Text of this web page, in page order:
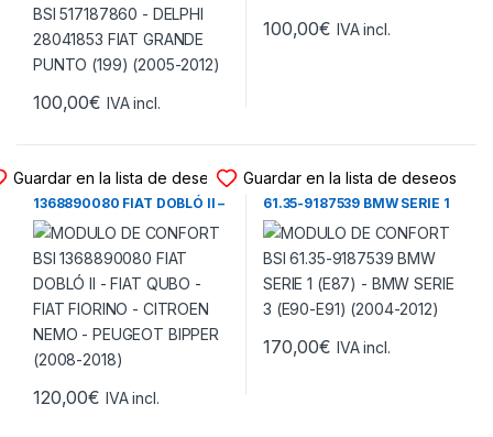
100,00€ IVA incl.
100,00€ IVA incl.
Guardar en la lista de deseos
MODULO DE CONFORT BSI
1368890080 FIAT DOBLÓ II –
FIAT QUBO – FIAT FIORINO –
CITROEN NEMO – PEUGEOT
BIPPER (2008-2018)
120,00€ IVA incl.
Guardar en la lista de deseos
MODULO DE CONFORT BSI
61.35-9187539 BMW SERIE 1
(E87) – BMW SERIE 3 (E90-
E91) (2004-2012)
170,00€ IVA incl.